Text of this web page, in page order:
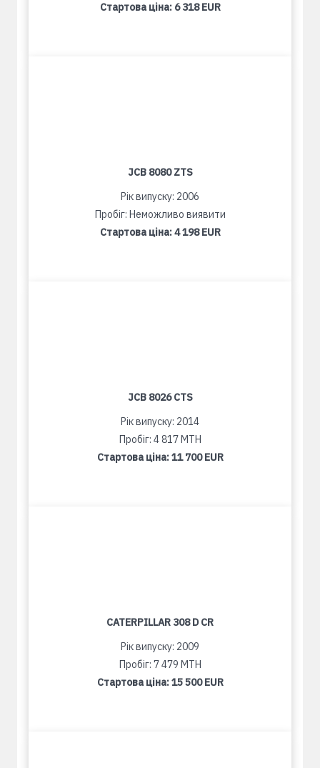
Стартова ціна: 6 318 EUR
JCB 8080 ZTS
Рік випуску: 2006
Пробіг: Неможливо виявити
Стартова ціна:4 198 EUR
JCB 8026 CTS
Рік випуску: 2014
Пробіг: 4 817 MTH
Стартова ціна:11 700 EUR
CATERPILLAR 308 D CR
Рік випуску: 2009
Пробіг: 7 479 MTH
Стартова ціна:15 500 EUR